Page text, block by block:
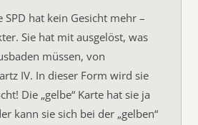
SPD hat kein Gesicht mehr –
Sie hat mit ausgelöst, was
müssen, von
IV. In dieser Form wird sie
Die „gelbe“ Karte hat sie ja
kann sie sich bei der „gelben“